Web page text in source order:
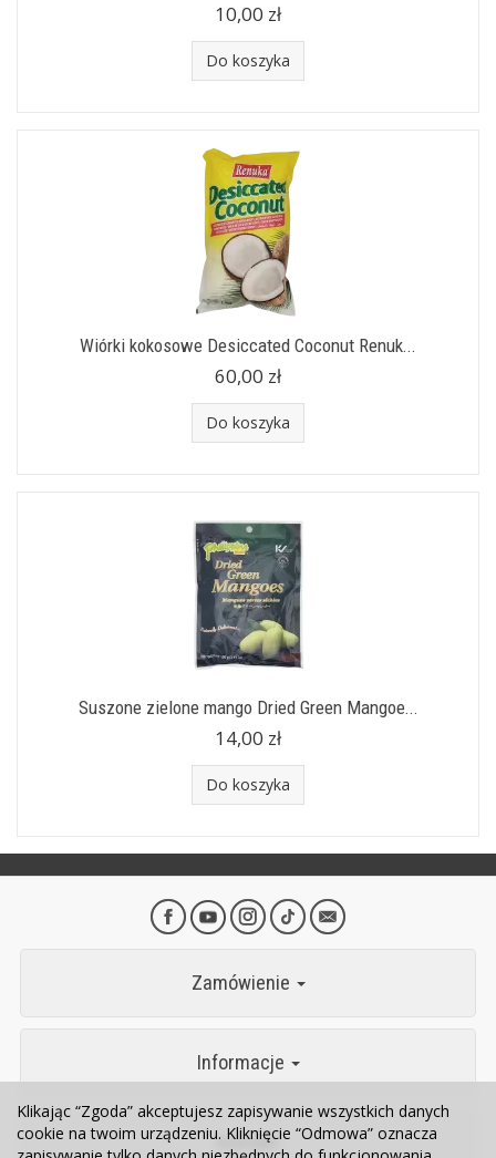
10,00 zł
Do koszyka
Wiórki kokosowe Desiccated Coconut Renuk...
60,00 zł
Do koszyka
Suszone zielone mango Dried Green Mangoe...
14,00 zł
Do koszyka
Zamówienie
Informacje
Kontakt
Klikając “Zgoda” akceptujesz zapisywanie wszystkich danych
cookie na twoim urządzeniu. Kliknięcie “Odmowa” oznacza